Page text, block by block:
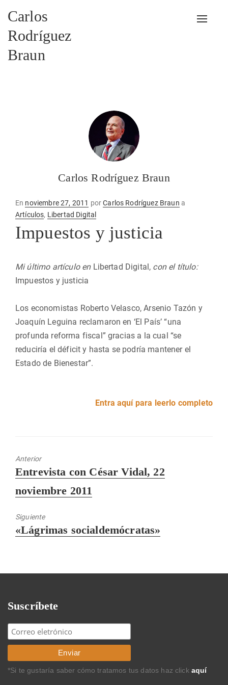
Carlos
Rodríguez
Braun
Carlos Rodríguez Braun
En Publicado
en
noviembre 27, 2011 porCarlos Rodríguez Braun a
Artículos, Libertad Digital
Impuestos y justicia
Mi último artículo enLibertad Digital, con el título:
Impuestos y justicia
Los economistas Roberto Velasco, Arsenio Tazón y
Joaquín Leguina reclamaron en ‘El País’ “una
profunda reforma fiscal” gracias a la cual “se
reduciría el déficit y hasta se podría mantener el
Estado de Bienestar”.
Entra aquí para leerlo completo
Anterior
Entrada
Entrevista con César Vidal, 22
noviembre 2011
Siguiente
Entrada
«Lágrimas socialdemócratas»
Suscríbete
*Si te gustaría saber cómo tratamos tus datos haz click aquí